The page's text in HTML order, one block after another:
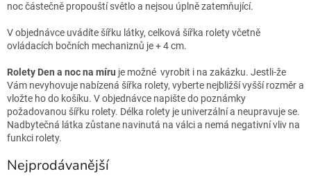
noc částečně propouští světlo a nejsou úplně zatemňující.
V objednávce uvádíte šířku látky, celková šířka rolety včetně
ovládacích bočních mechaniznů je + 4 cm.
Rolety Den a nocna míru je možné vyrobit i na zakázku. Jestli-že
Vám nevyhovuje nabízená šířka rolety, vyberte nejbližší vyšší rozměr a
vložte ho do košíku. V objednávce napište do poznámky
požadovanou šířku rolety. Délka rolety je univerzální a neupravuje se.
Nadbytečná látka zůstane navinutá na válci a nemá negativní vliv na
funkci rolety.
Nejprodávanější